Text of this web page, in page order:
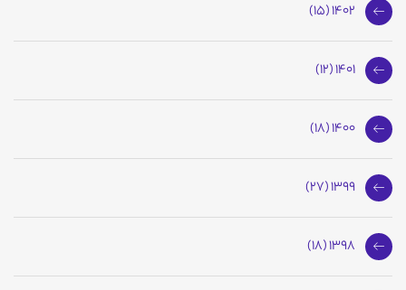
1402 (15)
1401 (12)
1400 (18)
1399 (27)
1398 (18)